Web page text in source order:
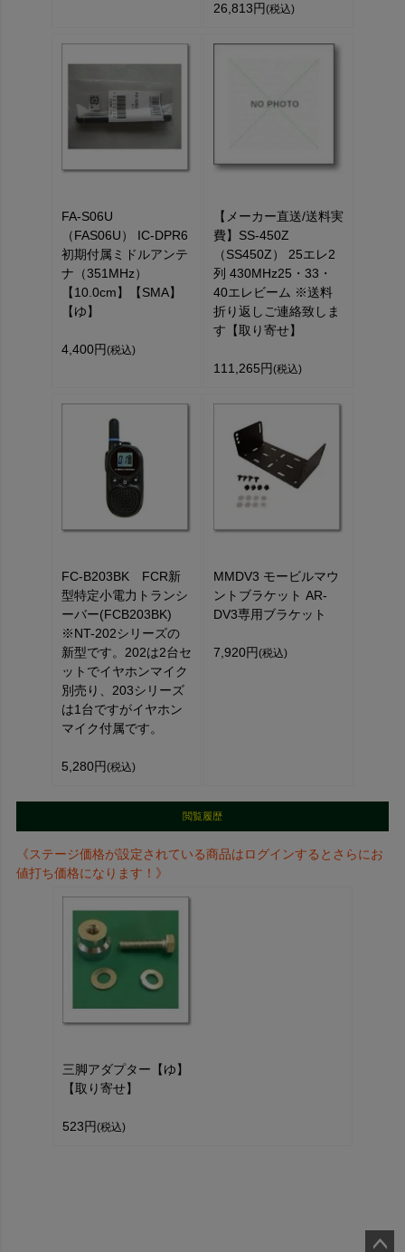
26,813円 (税込)
FA-S06U
（FAS06U） IC-DPR6
初期付属ミドルアンテ
ナ（351MHz）
【10.0cm】【SMA】
【ゆ】
4,400円 (税込)
【メーカー直送/送料実
費】SS-450Z
（SS450Z） 25エレ2
列 430MHz25・33・
40エレビーム ※送料
折り返しご連絡致しま
す【取り寄せ】
111,265円 (税込)
FC-B203BK FCR新
型特定小電力トランシ
ーバー(FCB203BK)
※NT-202シリーズの
新型です。202は2台セ
ットでイヤホンマイク
別売り、203シリーズ
は1台ですがイヤホン
マイク付属です。
5,280円 (税込)
MMDV3 モービルマウ
ントブラケット AR-
DV3専用ブラケット
7,920円 (税込)
閲覧履歴
《ステージ価格が設定されている商品はログインするとさらにお
値打ち価格になります！》
三脚アダプター【ゆ】
【取り寄せ】
523円 (税込)